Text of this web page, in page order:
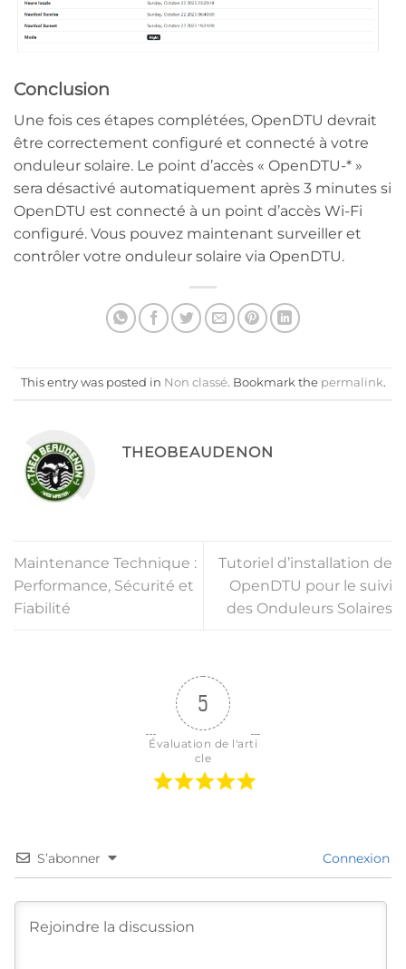
Conclusion
Une fois ces étapes complétées, OpenDTU devrait
être correctement configuré et connecté à votre
onduleur solaire. Le point d’accès « OpenDTU-* »
sera désactivé automatiquement après 3 minutes si
OpenDTU est connecté à un point d’accès Wi-Fi
configuré. Vous pouvez maintenant surveiller et
contrôler votre onduleur solaire via OpenDTU.
This entry was posted in Non classé. Bookmark the permalink.
THEOBEAUDENON
Maintenance Technique :
Performance, Sécurité et
Fiabilité
Tutoriel d’installation de
OpenDTU pour le suivi
des Onduleurs Solaires
5
Évaluation de l'arti
cle
S’abonner Connexion